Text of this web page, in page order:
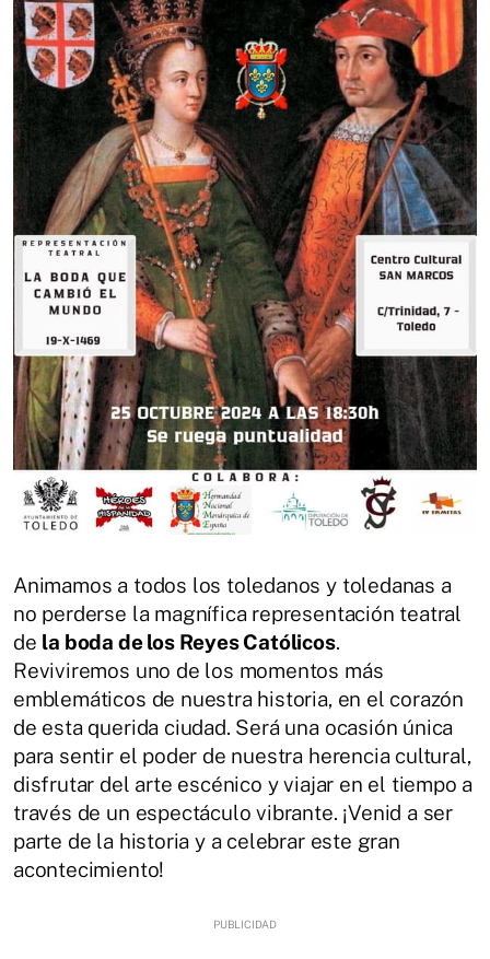
Animamos a todos los toledanos y toledanas a
no perderse la magnífica representación teatral
de la boda de los Reyes Católicos.
Reviviremos uno de los momentos más
emblemáticos de nuestra historia, en el corazón
de esta querida ciudad. Será una ocasión única
para sentir el poder de nuestra herencia cultural,
disfrutar del arte escénico y viajar en el tiempo a
través de un espectáculo vibrante. ¡Venid a ser
parte de la historia y a celebrar este gran
acontecimiento!